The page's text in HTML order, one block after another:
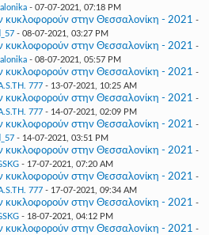
- 07-07-2021, 07:18 PM
κυκλοφορούν στην Θεσσαλονίκη - 2021 -
- 08-07-2021, 03:27 PM
κυκλοφορούν στην Θεσσαλονίκη - 2021 -
- 08-07-2021, 05:57 PM
κυκλοφορούν στην Θεσσαλονίκη - 2021 -
777- 13-07-2021, 10:25 AM
κυκλοφορούν στην Θεσσαλονίκη - 2021 -
777- 14-07-2021, 02:09 PM
κυκλοφορούν στην Θεσσαλονίκη - 2021 -
- 14-07-2021, 03:51 PM
κυκλοφορούν στην Θεσσαλονίκη - 2021 -
- 17-07-2021, 07:20 AM
κυκλοφορούν στην Θεσσαλονίκη - 2021 -
777- 17-07-2021, 09:34 AM
κυκλοφορούν στην Θεσσαλονίκη - 2021 -
- 18-07-2021, 04:12 PM
κυκλοφορούν στην Θεσσαλονίκη - 2021 -